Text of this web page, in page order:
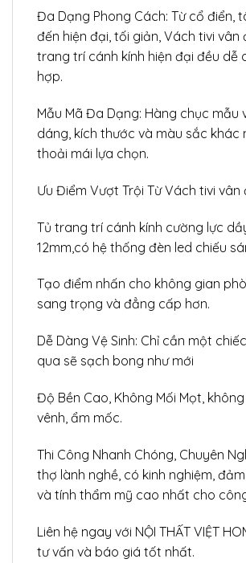
Đa Dạng Phong Cách: Từ cổ điển,
đến hiện đại, tối giản, Vách tivi vân
trang trí cánh kính hiện đại đều dễ
hợp.
Mẫu Mã Đa Dạng: Hàng chục mẫu
dáng, kích thước và màu sắc khác
thoải mái lựa chọn.
Ưu Điểm Vượt Trội Từ Vách tivi vân
Tủ trang trí cánh kính cường lực
12mm,có hệ thống đèn led chiếu
Tạo điểm nhấn cho không gian
sang trọng và đẳng cấp hơn.
Dễ Dàng Vệ Sinh: Chỉ cần một
qua sẽ sạch bong như mới
Độ Bền Cao, Không Mối Mọt,
vênh, ẩm mốc.
Thi Công Nhanh Chóng, Chuyên
thợ lành nghề, có kinh nghiệm,
và tính thẩm mỹ cao nhất cho
Liên hệ ngay với NỘI THẤT VIỆT
tư vấn và báo giá tốt nhất.